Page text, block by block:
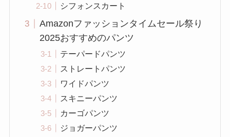
シフォンスカート
Amazonファッションタイムセール祭り
2025おすすめのパンツ
テーパードパンツ
ストレートパンツ
ワイドパンツ
スキニーパンツ
カーゴパンツ
ジョガーパンツ